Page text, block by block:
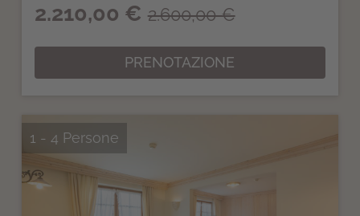
2.210,00 € 2.600,00 €
PRENOTAZIONE
1 - 4 Persone